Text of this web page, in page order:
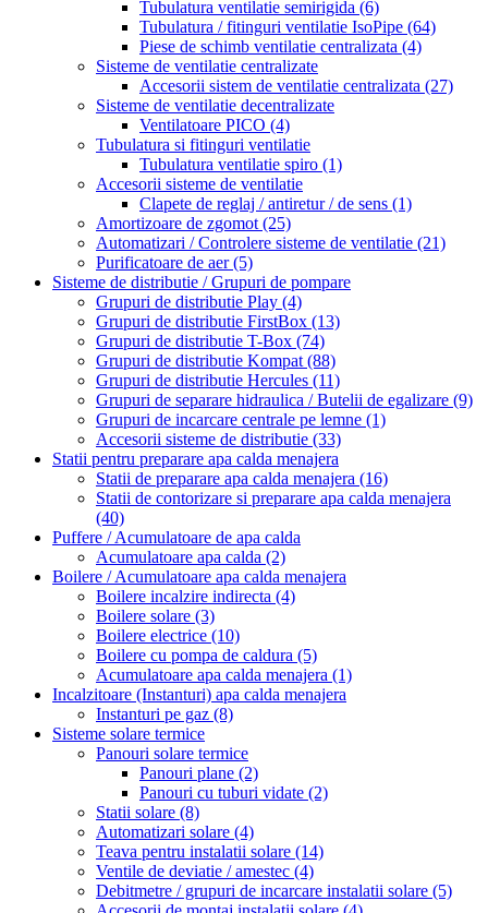
Tubulatura ventilatie semirigida (6)
Tubulatura / fitinguri ventilatie IsoPipe (64)
Piese de schimb ventilatie centralizata (4)
Sisteme de ventilatie centralizate
Accesorii sistem de ventilatie centralizata (27)
Sisteme de ventilatie decentralizate
Ventilatoare PICO (4)
Tubulatura si fitinguri ventilatie
Tubulatura ventilatie spiro (1)
Accesorii sisteme de ventilatie
Clapete de reglaj / antiretur / de sens (1)
Amortizoare de zgomot (25)
Automatizari / Controlere sisteme de ventilatie (21)
Purificatoare de aer(5)
Sisteme de distributie / Grupuri de pompare
Grupuri de distributie Play (4)
Grupuri de distributie FirstBox (13)
Grupuri de distributie T-Box (74)
Grupuri de distributie Kompat (88)
Grupuri de distributie Hercules (11)
Grupuri de separare hidraulica / Butelii de egalizare (9)
Grupuri de incarcare centrale pe lemne (1)
Accesorii sisteme de distributie (33)
Statii pentru preparare apa calda menajera
Statii de preparare apa calda menajera (16)
Statii de contorizare si preparare apa calda menajera
(40)
Puffere / Acumulatoare de apa calda
Acumulatoare apa calda (2)
Boilere / Acumulatoare apa calda menajera
Boilere incalzire indirecta (4)
Boilere solare (3)
Boilere electrice (10)
Boilere cu pompa de caldura (5)
Acumulatoare apa calda menajera (1)
Incalzitoare (Instanturi) apa calda menajera
Instanturi pe gaz (8)
Sisteme solare termice
Panouri solare termice
Panouri plane (2)
Panouri cu tuburi vidate (2)
Statii solare (8)
Automatizari solare (4)
Teava pentru instalatii solare (14)
Ventile de deviatie / amestec (4)
Debitmetre / grupuri de incarcare instalatii solare (5)